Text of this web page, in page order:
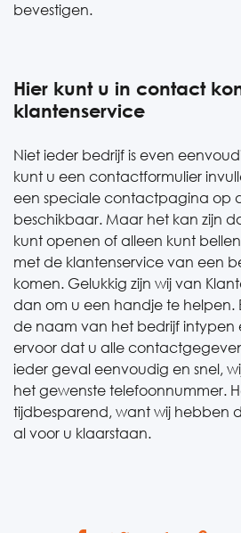
bevestigen.
Hier kunt u in contact
klantenservice
Niet ieder bedrijf is even
kunt u een contactformulier
een speciale contactpagina op
beschikbaar. Maar het kan zijn
kunt openen of alleen kunt
met de klantenservice van een
komen. Gelukkig zijn wij van
dan om u een handje te helpen.
de naam van het bedrijf intypen
ervoor dat u alle
ieder geval eenvoudig en snel,
het gewenste telefoonnummer.
tijdbesparend, want wij hebben
al voor u klaarstaan.